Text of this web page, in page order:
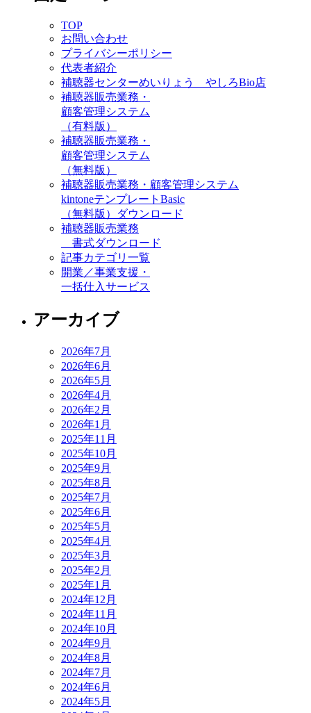
TOP
お問い合わせ
プライバシーポリシー
代表者紹介
補聴器センターめいりょう やしろBio店
補聴器販売業務・
顧客管理システム
（有料版）
補聴器販売業務・
顧客管理システム
（無料版）
補聴器販売業務・顧客管理システム
kintoneテンプレートBasic
（無料版）ダウンロード
補聴器販売業務
書式ダウンロード
記事カテゴリ一覧
開業／事業支援・
一括仕入サービス
アーカイブ
2026年7月
2026年6月
2026年5月
2026年4月
2026年2月
2026年1月
2025年11月
2025年10月
2025年9月
2025年8月
2025年7月
2025年6月
2025年5月
2025年4月
2025年3月
2025年2月
2025年1月
2024年12月
2024年11月
2024年10月
2024年9月
2024年8月
2024年7月
2024年6月
2024年5月